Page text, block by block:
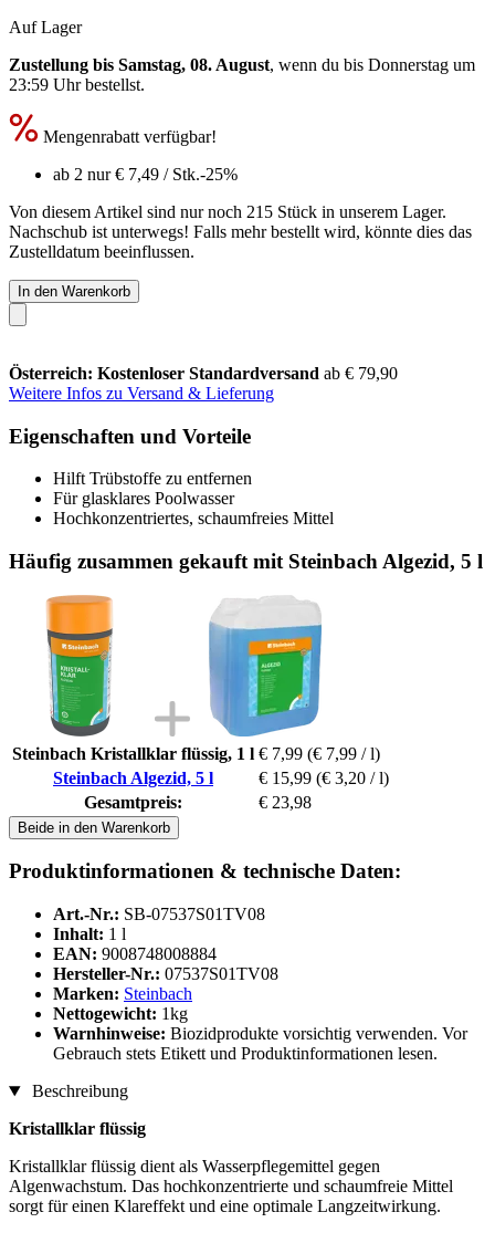
Auf Lager
Zustellung bis Samstag, 08. August, wenn du bis Donnerstag um
23:59 Uhrbestellst.
Mengenrabatt verfügbar!
ab 2 nur€ 7,49 / Stk.-25%
Von diesem Artikel sind nur noch 215 Stück in unserem Lager.
Nachschub ist unterwegs! Falls mehr bestellt wird, könnte dies das
Zustelldatum beeinflussen.
In den Warenkorb
Österreich: Kostenloser Standardversand ab € 79,90
Weitere Infos zu Versand & Lieferung
Eigenschaften und Vorteile
Hilft Trübstoffe zu entfernen
Für glasklares Poolwasser
Hochkonzentriertes, schaumfreies Mittel
Häufig zusammen gekauft mit Steinbach Algezid, 5 l
Steinbach Kristallklar flüssig, 1 l € 7,99 (€ 7,99 / l)
Steinbach Algezid, 5 l
€ 15,99 (€ 3,20 / l)
Gesamtpreis:
€ 23,98
Beide in den Warenkorb
Produktinformationen & technische Daten:
Art.-Nr.: SB-07537S01TV08
Inhalt: 1 l
EAN: 9008748008884
Hersteller-Nr.: 07537S01TV08
Marken: Steinbach
Nettogewicht: 1kg
Warnhinweise: Biozidprodukte vorsichtig verwenden. Vor
Gebrauch stets Etikett und Produktinformationen lesen.
Beschreibung
Kristallklar flüssig
Kristallklar flüssig dient als Wasserpflegemittel gegen
Algenwachstum. Das hochkonzentrierte und schaumfreie Mittel
sorgt für einen Klareffekt und eine optimale Langzeitwirkung.